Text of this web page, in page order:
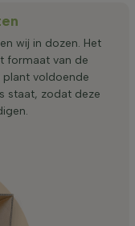
wij in dozen. Het
formaat van de
voldoende
staat, zodat deze